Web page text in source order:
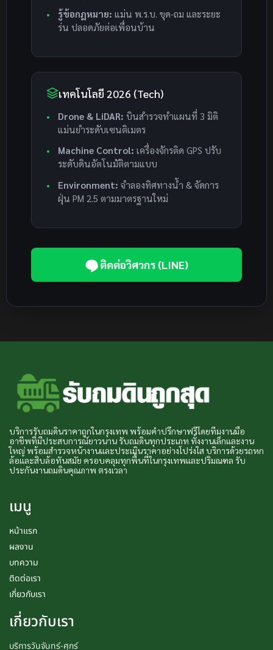
รู้ข้อกฎหมาย: แม่น พ.ร.บ. ขุด-ถม และระยะ
ร่น ปลอดภัยต่อเพื่อนบ้าน
เทคโนโลยี 2026 (Tech)
Drone & LiDAR: บินสำรวจทำแผนที่ 3 มิติ
แม่นยำระดับเซนติเมตร
Machine Control: เครื่องจักรติด GPS ปรับ
ระดับดินอัตโนมัติตามแบบ
Environment: จำลองทิศทางน้ำ & จัดการ
ฝุ่น PM 2.5 ตามมาตรฐานใหม่
ติดต่อวิศวกร (LINE)
บริการรับถมดินราคาถูกในกรุงเทพ พร้อมคำปรึกษาฟรีโดยทีมงานมือ
อาชีพที่มีประสบการณ์ยาวนาน รับถมดินทุกประเภท ทั้งงานเล็กและงาน
ใหญ่ พร้อมสำรวจหน้างานและประเมินราคาอย่างโปร่งใส บริการด้วยรถหก
ล้อและสิบล้อทันสมัย ครอบคลุมทุกพื้นที่ในกรุงเทพและปริมณฑล รับ
ประกันงานถมดินคุณภาพ ตรงเวลา
เมนู
หน้าแรก
ผลงาน
บทความ
ติดต่อเรา
เกี่ยวกับเรา
เกี่ยวกับเรา
บริการวันจันทร์-ศุกร์